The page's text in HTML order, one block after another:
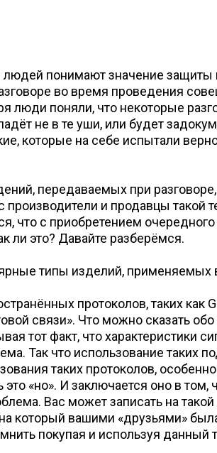
понимают значение
во время проведения
люди поняли, что некоторые
не в те уши, или будет
которые на себе испытали
передаваемых при
производители и продавцы
что с приобретением
ли это? Давайте разберёмся.
типы изделий,
протоколов, таких как
связи». Что можно сказать
тот факт, что характеристики
Так что использование таких
таких протоколов,
«но». И заключается оно в
Вас может записать на
который вашими «друзьями»
покупая и используя данный